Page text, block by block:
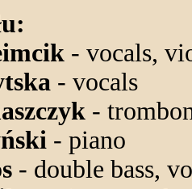
- vocals,
- vocals
-
- piano
- double bass,